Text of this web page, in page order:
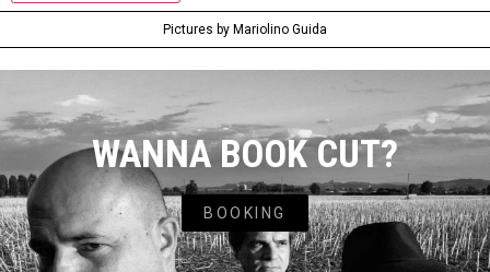
Pictures by Mariolino Guida
WANNA BOOK CUT?
BOOKING